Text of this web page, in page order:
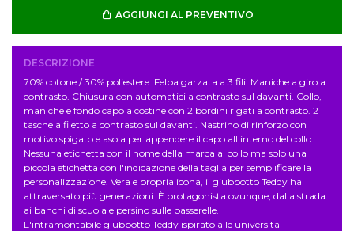
AGGIUNGI AL PREVENTIVO
DESCRIZIONE
70% cotone / 30% poliestere. Felpa garzata a 3 fili. Maniche a giro a
contrasto. Chiusura con automatici a contrasto sul davanti. Collo,
maniche e fondo capo a costine con 2 bordini rigati a contrasto. 2
tasche a filetto a contrasto sul davanti. Nastrino di rinforzo con
motivo spigato e asola per appendere il capo all'interno del collo.
Nessuna etichetta con il nome della marca al collo ma solo una
piccola etichetta con l'indicazione della taglia per semplificare la
personalizzazione. Vera e propria icona, il giubbotto Teddy ha
attraversato più generazioni. È protagonista ovunque, dalla strada
ai banchi di scuola e persino sulle passerelle.
L'intramontabile giubbotto Teddy ispirato alle università